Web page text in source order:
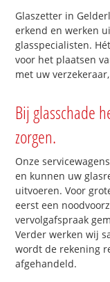
Glaszetter in
erkend en werken
glasspecialisten.
voor het plaatsen
met uw
Bij glasschade
zorgen.
Onze
en kunnen uw
uitvoeren. Voor
eerst een
vervolgafspraak
Verder werken wij
wordt de rekening
afgehandeld.